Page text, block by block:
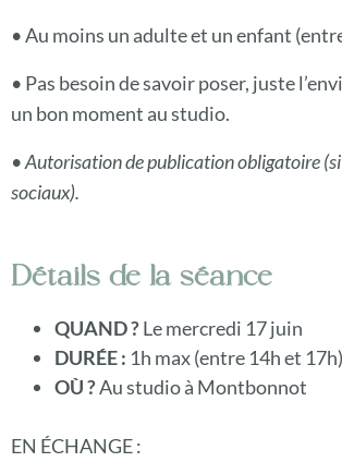
• Au moins un adulte et un enfant
• Pas besoin de savoir poser, juste
un bon moment au studio.
•Autorisation de publication obligatoire
sociaux).
Détails de la séance
QUAND ?Le mercredi 17 juin
DURÉE : 1h max (entre 14h et 17h)
OÙ ?Au studio à Montbonnot
EN ÉCHANGE :